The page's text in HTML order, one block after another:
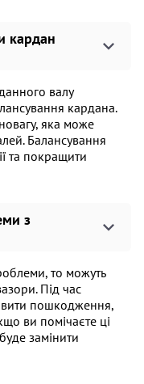
кардан
валу
кардана.
яка може
Балансування
та покращити
з
то можуть
Під час
пошкодження,
ви помічаєте ці
замінити